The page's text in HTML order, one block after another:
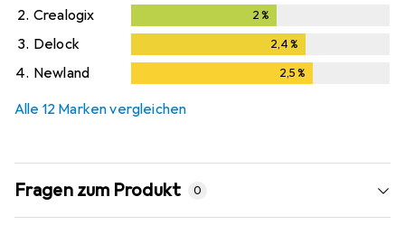
2. Crealogix 2 %
3. Delock 2,4%
4. Newland 2,5%
Alle 12 Marken vergleichen
Fragen zum Produkt 0